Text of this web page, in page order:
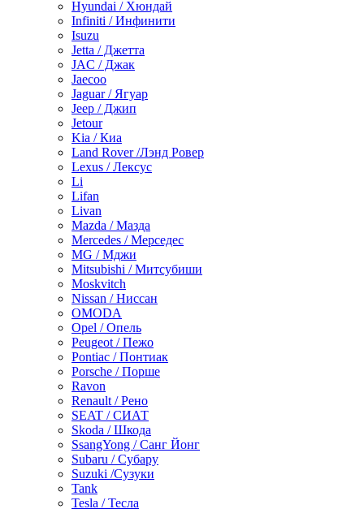
Hyundai / Хюндай
Infiniti / Инфинити
Isuzu
Jetta / Джетта
JAC / Джак
Jaecoo
Jaguar / Ягуар
Jeep / Джип
Jetour
Kia / Киа
Land Rover /Лэнд Ровер
Lexus / Лексус
Li
Lifan
Livan
Mazda / Мазда
Mercedes / Мерседес
MG / Мджи
Mitsubishi / Митсубиши
Moskvitch
Nissan / Ниссан
OMODA
Opel / Опель
Peugeot / Пежо
Pontiac / Понтиак
Porsche / Порше
Ravon
Renault / Рено
SEAT / СИАТ
Skoda / Шкода
SsangYong / Санг Йонг
Subaru / Субару
Suzuki /Сузуки
Tank
Tesla / Тесла